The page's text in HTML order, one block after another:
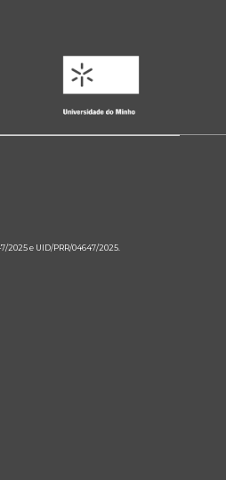
e UID/PRR/04647/2025.